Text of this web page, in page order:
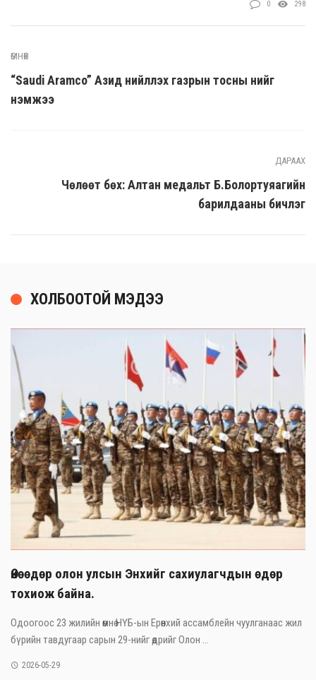
0 298
ӨМНӨХ
“Saudi Aramco” Азид нийлүүлэх газрын тосны үнийг
нэмжээ
ДАРААХ
Чөлөөт бөх: Алтан медальт Б.Болортуяагийн
барилдааны бичлэг
ХОЛБООТОЙ МЭДЭЭ
Өнөөдөр олон улсын Энхийг сахиулагчдын өдөр
тохиож байна.
Одоогоос 23 жилийн өмнө НҮБ-ын Ерөнхий ассамблейн чуулганаас жил
бүрийн тавдугаар сарын 29-нийг өдрийг Олон ...
2026-05-29